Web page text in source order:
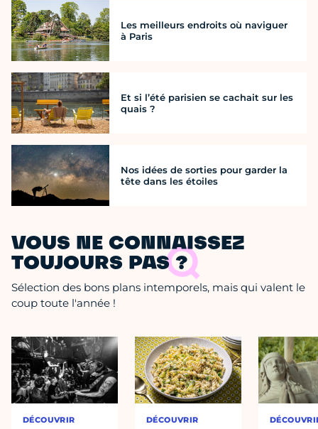
Les meilleurs endroits où naviguer
à Paris
Et si l’été parisien se cachait sur les
quais ?
Nos idées de sorties pour garder la
tête dans les étoiles
VOUS NE CONNAISSEZ
TOUJOURS PAS ?
Sélection des bons plans intemporels, mais qui valent le
coup toute l'année !
DÉCOUVRIR DÉCOUVRIR